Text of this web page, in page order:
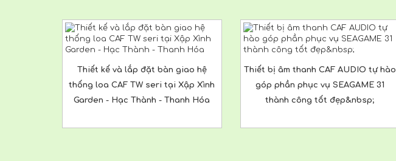
Thiết kế và lắp đặt bàn giao hệ
thống loa CAF TW seri tại Xập Xình
Garden - Hạc Thành - Thanh Hóa
Thiết bị âm thanh CAF AUDIO tự hào
góp phần phục vụ SEAGAME 31
thành công tốt đẹp&nbsp;